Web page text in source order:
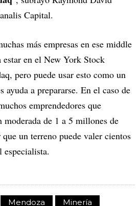
Capital.
más empresas en ese middle
en el New York Stock
pero puede usar esto como un
ayuda a prepararse. En el caso de
emprendedores que
moderada de 1 a 5 millones de
un terreno puede valer cientos
Mendoza
Minería